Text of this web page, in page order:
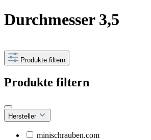
Durchmesser 3,5
Produkte filtern
Produkte filtern
Hersteller
minischrauben.com